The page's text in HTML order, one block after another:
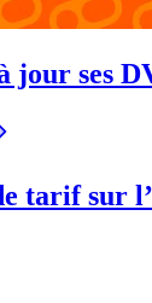
jour ses
tarif sur